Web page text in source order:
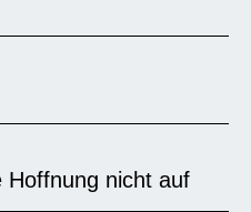
Hoffnung nicht auf